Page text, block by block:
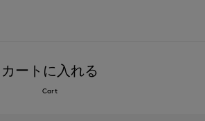
カートに入れる
Cart